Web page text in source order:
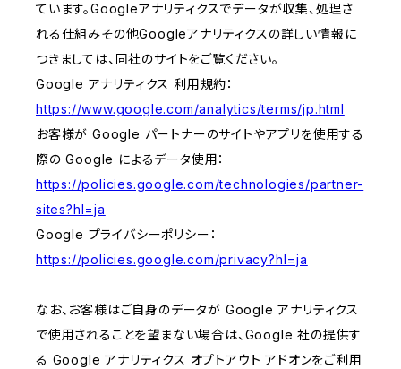
ています。Googleアナリティクスでデータが収集、処理さ
れる仕組みその他Googleアナリティクスの詳しい情報に
つきましては、同社のサイトをご覧ください。
Google アナリティクス 利用規約：
https://www.google.com/analytics/terms/jp.html
お客様が Google パートナーのサイトやアプリを使用する
際の Google によるデータ使用：
https://policies.google.com/technologies/partner-
sites?hl=ja
Google プライバシーポリシー：
https://policies.google.com/privacy?hl=ja
なお、お客様はご自身のデータが Google アナリティクス
で使用されることを望まない場合は、Google 社の提供す
る Google アナリティクス オプトアウト アドオンをご利用